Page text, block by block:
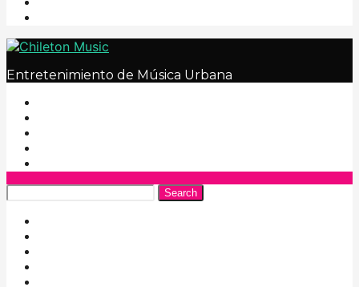
Entretenimiento de Música Urbana
Search